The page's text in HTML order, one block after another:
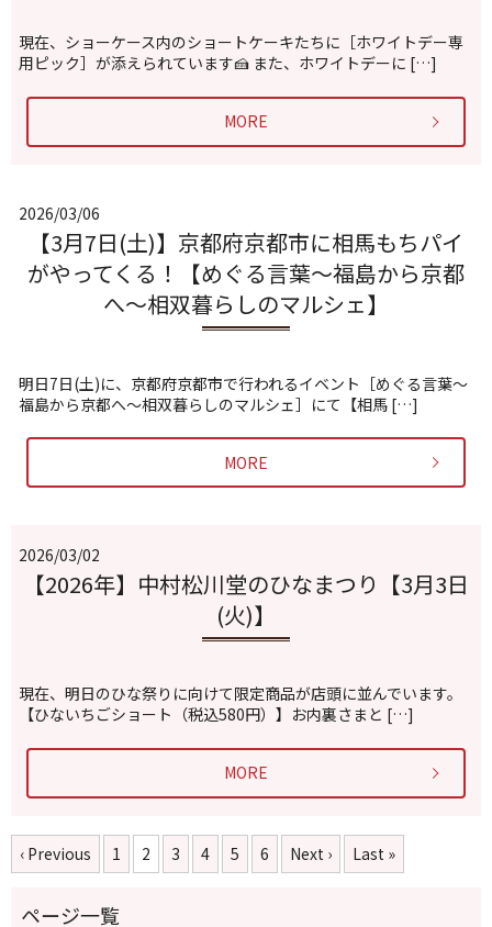
現在、ショーケース内のショートケーキたちに［ホワイトデー専
用ピック］が添えられています🍰 また、ホワイトデーに […]
MORE
2026/03/06
【3月7日(土)】京都府京都市に相馬もちパイ
がやってくる！【めぐる言葉〜福島から京都
へ〜相双暮らしのマルシェ】
明日7日(土)に、京都府京都市で行われるイベント［めぐる言葉〜
福島から京都へ〜相双暮らしのマルシェ］にて【相馬 […]
MORE
2026/03/02
【2026年】中村松川堂のひなまつり【3月3日
(火)】
現在、明日のひな祭りに向けて限定商品が店頭に並んでいます。
【ひないちごショート（税込580円）】お内裏さまと […]
MORE
‹ Previous 1 2 3 4 5 6 Next › Last »